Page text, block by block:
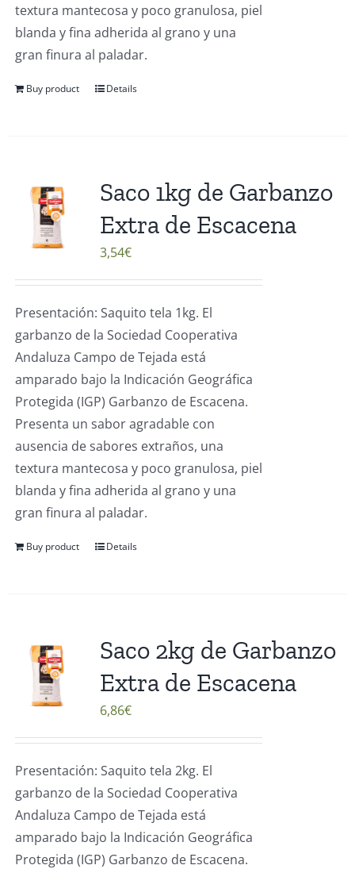
textura mantecosa y poco granulosa, piel
blanda y fina adherida al grano y una
gran finura al paladar.
Buy product Details
Saco 1kg de Garbanzo
Extra de Escacena
3,54€
Presentación: Saquito tela 1kg. El
garbanzo de la Sociedad Cooperativa
Andaluza Campo de Tejada está
amparado bajo la Indicación Geográfica
Protegida (IGP) Garbanzo de Escacena.
Presenta un sabor agradable con
ausencia de sabores extraños, una
textura mantecosa y poco granulosa, piel
blanda y fina adherida al grano y una
gran finura al paladar.
Buy product Details
Saco 2kg de Garbanzo
Extra de Escacena
6,86€
Presentación: Saquito tela 2kg. El
garbanzo de la Sociedad Cooperativa
Andaluza Campo de Tejada está
amparado bajo la Indicación Geográfica
Protegida (IGP) Garbanzo de Escacena.